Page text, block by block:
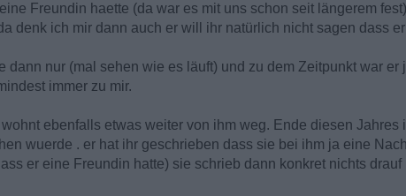
Freundin haette (da war es mit uns schon seit längerem
denk ich mir dann auch er will ihr natürlich nicht sagen dass
dann nur (mal sehen wie es läuft) und zu dem Zeitpunkt war er
immer zu mir.
ebenfalls etwas weiter von ihm weg. Ende diesen Jahres
wuerde . er hat ihr geschrieben dass sie bei ihm ja eine
er eine Freundin hatte) sie schrieb dann konkret nichts drauf